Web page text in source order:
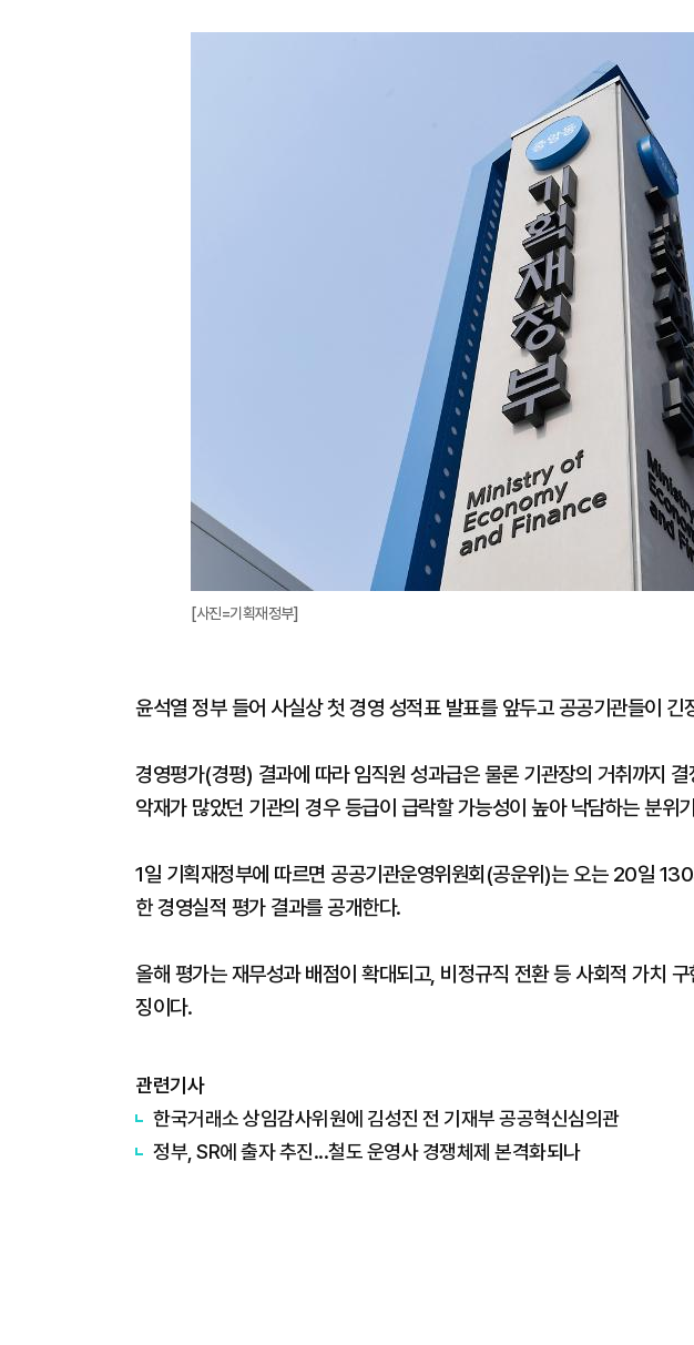
[사진=기획재정부]
윤석열 정부 들어 사실상 첫 경영 성적표 발표를 앞두고 공공기관들이 긴
경영평가(경평) 결과에 따라 임직원 성과급은 물론 기관장의 거취까지
악재가 많았던 기관의 경우 등급이 급락할 가능성이 높아 낙담하는 분위
1일 기획재정부에 따르면 공공기관운영위원회(공운위)는 오는 20일
한 경영실적 평가 결과를 공개한다.
올해 평가는 재무성과 배점이 확대되고, 비정규직 전환 등 사회적 가치
징이다.
관련기사
한국거래소 상임감사위원에 김성진 전 기재부 공공혁신심의관
정부, SR에 출자 추진...철도 운영사 경쟁체제 본격화되나